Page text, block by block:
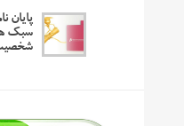
پایان
سبک